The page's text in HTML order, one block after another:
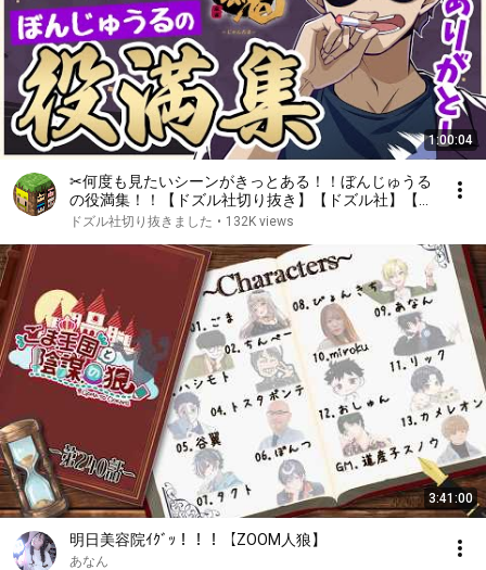
1:00:04
✂何度も見たいシーンがきっとある！！ぼんじゅうる
の役満集！！【ドズル社切り抜き】【ドズル社】【雀
魂】
ドズル社切り抜きました • 132K views
3:41:00
明日美容院ｲｸﾞｯ！！！【ZOOM人狼】
あなん